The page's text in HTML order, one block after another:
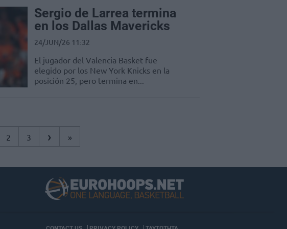
Sergio de Larrea termina
en los Dallas Mavericks
24/JUN/26 11:32
El jugador del Valencia Basket fue
elegido por los New York Knicks en la
posición 25, pero termina en...
2 3 › »